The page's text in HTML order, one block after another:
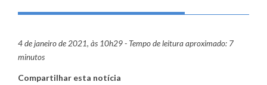
4 de janeiro de 2021, às 10h29 - Tempo de leitura aproximado: 7
minutos
Compartilhar esta notícia